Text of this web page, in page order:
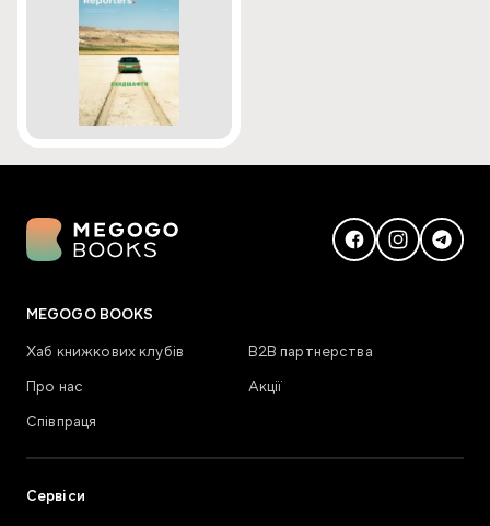
MEGOGO BOOKS
Хаб книжкових клубів
В2В партнерства
Про нас
Акції
Співпраця
Сервіси